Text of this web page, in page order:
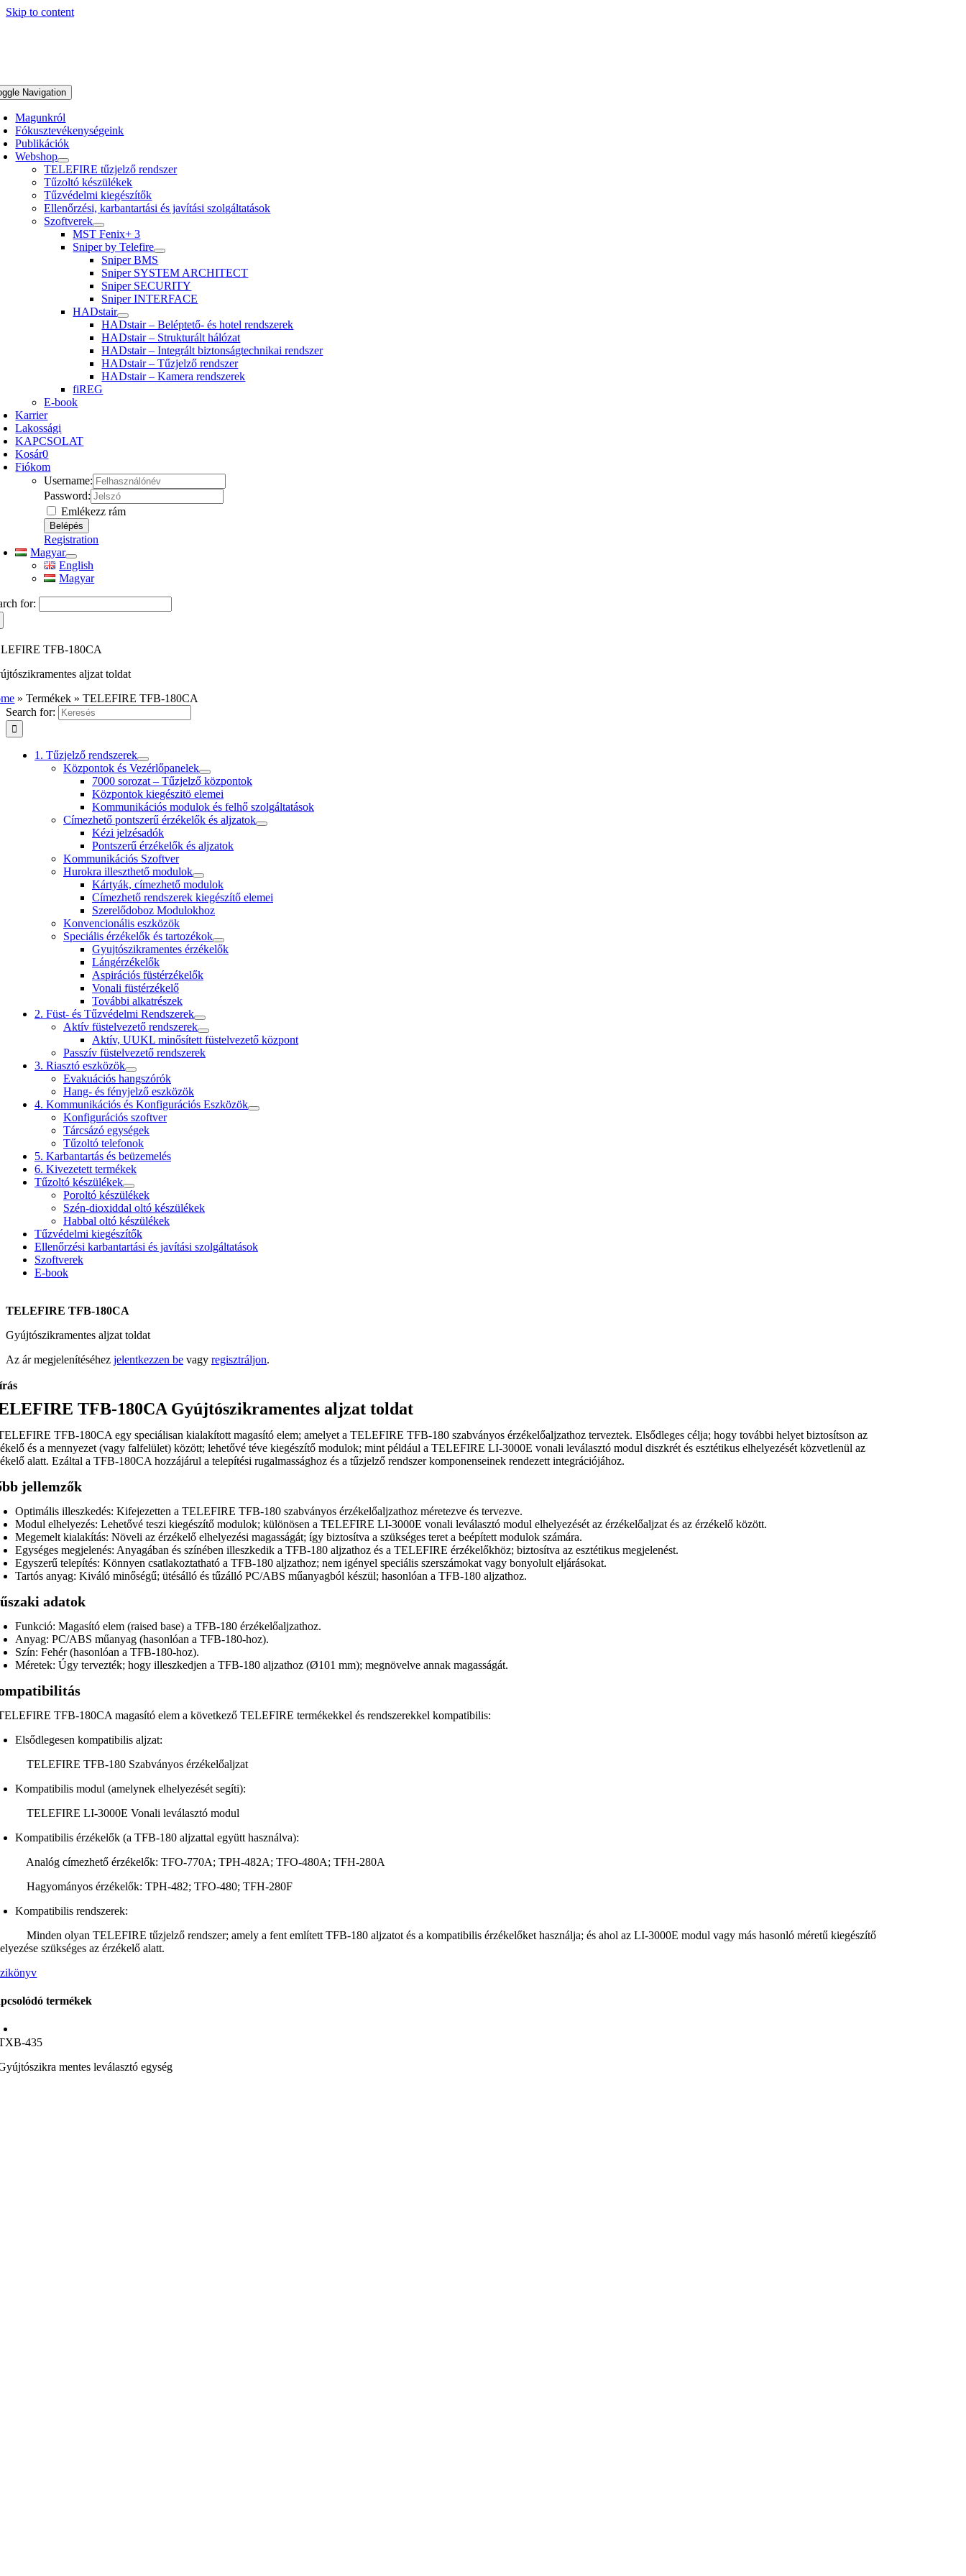
Skip to content
Navigation
Magunkról
Fókusztevékenységeink
Publikációk
Webshop
TELEFIRE tűzjelző rendszer
Tűzoltó készülékek
Tűzvédelmi kiegészítők
Ellenőrzési, karbantartási és javítási szolgáltatások
Szoftverek
MST Fenix+ 3
Sniper by Telefire
Sniper BMS
Sniper SYSTEM ARCHITECT
Sniper SECURITY
Sniper INTERFACE
HADstair
HADstair – Beléptető- és hotel rendszerek
HADstair – Strukturált hálózat
HADstair – Integrált biztonságtechnikai rendszer
HADstair – Tűzjelző rendszer
HADstair – Kamera rendszerek
fiREG
E-book
Karrier
Lakossági
KAPCSOLAT
Kosár0
Fiókom
Username:
Password:
Emlékezz rám
Registration
Magyar
English
Magyar
for:
TFB-180CA
aljzat toldat
»Termékek »TELEFIRE TFB-180CA
Search for:
1. Tűzjelző rendszerek
Központok és Vezérlőpanelek
7000 sorozat – Tűzjelző központok
Központok kiegészitö elemei
Kommunikációs modulok és felhő szolgáltatások
Címezhető pontszerű érzékelők és aljzatok
Kézi jelzésadók
Pontszerű érzékelők és aljzatok
Kommunikációs Szoftver
Hurokra illeszthető modulok
Kártyák, címezhető modulok
Címezhető rendszerek kiegészítő elemei
Szerelődoboz Modulokhoz
Konvencionális eszközök
Speciális érzékelők és tartozékok
Gyujtószikramentes érzékelők
Lángérzékelők
Aspirációs füstérzékelők
Vonali füstérzékelő
További alkatrészek
2. Füst- és Tűzvédelmi Rendszerek
Aktív füstelvezető rendszerek
Aktív, UUKL minősített füstelvezető központ
Passzív füstelvezető rendszerek
3. Riasztó eszközök
Evakuációs hangszórók
Hang- és fényjelző eszközök
4. Kommunikációs és Konfigurációs Eszközök
Konfigurációs szoftver
Tárcsázó egységek
Tűzoltó telefonok
5. Karbantartás és beüzemelés
6. Kivezetett termékek
Tűzoltó készülékek
Poroltó készülékek
Szén-dioxiddal oltó készülékek
Habbal oltó készülékek
Tűzvédelmi kiegészítők
Ellenőrzési karbantartási és javítási szolgáltatások
Szoftverek
E-book
TELEFIRE TFB-180CA
Gyújtószikramentes aljzat toldat
Az ár megjelenítéséhez jelentkezzen be vagy regisztráljon.
TFB-180CA Gyújtószikramentes aljzat toldat
TFB-180CA egy speciálisan kialakított magasító elem; amelyet a TELEFIRE TFB-180 szabványos érzékelőaljzathoz terveztek. Elsődleges célja; hogy további helyet biztosítson az
és a mennyezet (vagy falfelület) között; lehetővé téve kiegészítő modulok; mint például a TELEFIRE LI-3000E vonali leválasztó modul diszkrét és esztétikus elhelyezését közvetlenül az
alatt. Ezáltal a TFB-180CA hozzájárul a telepítési rugalmassághoz és a tűzjelző rendszer komponenseinek rendezett integrációjához.
jellemzők
Optimális illeszkedés: Kifejezetten a TELEFIRE TFB-180 szabványos érzékelőaljzathoz méretezve és tervezve.
Modul elhelyezés: Lehetővé teszi kiegészítő modulok; különösen a TELEFIRE LI-3000E vonali leválasztó modul elhelyezését az érzékelőaljzat és az érzékelő között.
Megemelt kialakítás: Növeli az érzékelő elhelyezési magasságát; így biztosítva a szükséges teret a beépített modulok számára.
Egységes megjelenés: Anyagában és színében illeszkedik a TFB-180 aljzathoz és a TELEFIRE érzékelőkhöz; biztosítva az esztétikus megjelenést.
Egyszerű telepítés: Könnyen csatlakoztatható a TFB-180 aljzathoz; nem igényel speciális szerszámokat vagy bonyolult eljárásokat.
Tartós anyag: Kiváló minőségű; ütésálló és tűzálló PC/ABS műanyagból készül; hasonlóan a TFB-180 aljzathoz.
adatok
Funkció: Magasító elem (raised base) a TFB-180 érzékelőaljzathoz.
Anyag: PC/ABS műanyag (hasonlóan a TFB-180-hoz).
Szín: Fehér (hasonlóan a TFB-180-hoz).
Méretek: Úgy tervezték; hogy illeszkedjen a TFB-180 aljzathoz (Ø101 mm); megnövelve annak magasságát.
TFB-180CA magasító elem a következő TELEFIRE termékekkel és rendszerekkel kompatibilis:
Elsődlegesen kompatibilis aljzat:
TFB-180 Szabványos érzékelőaljzat
Kompatibilis modul (amelynek elhelyezését segíti):
LI-3000E Vonali leválasztó modul
Kompatibilis érzékelők (a TFB-180 aljzattal együtt használva):
címezhető érzékelők: TFO-770A; TPH-482A; TFO-480A; TFH-280A
érzékelők: TPH-482; TFO-480; TFH-280F
Kompatibilis rendszerek:
olyan TELEFIRE tűzjelző rendszer; amely a fent említett TFB-180 aljzatot és a kompatibilis érzékelőket használja; és ahol az LI-3000E modul vagy más hasonló méretű kiegészítő
szükséges az érzékelő alatt.
termékek
435
mentes leválasztó egység